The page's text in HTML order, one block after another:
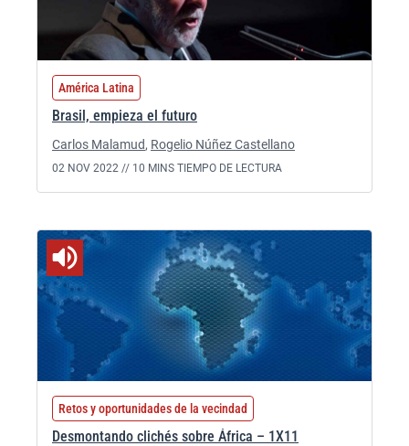
América Latina
Brasil, empieza el futuro
Carlos Malamud, Rogelio Núñez Castellano
02 NOV 2022 // 10 MINS TIEMPO DE LECTURA
Retos y oportunidades de la vecindad
Desmontando clichés sobre África – 1X11